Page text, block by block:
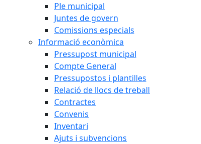
Ple municipal
Juntes de govern
Comissions especials
Informació econòmica
Pressupost municipal
Compte General
Pressupostos i plantilles
Relació de llocs de treball
Contractes
Convenis
Inventari
Ajuts i subvencions